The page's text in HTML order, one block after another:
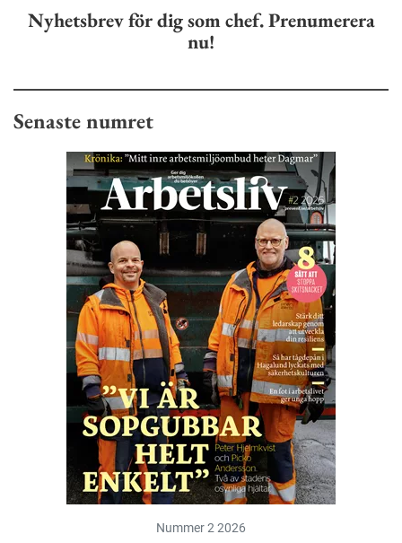
Nyhetsbrev för dig som chef. Prenumerera
nu!
Senaste numret
Nummer 2 2026